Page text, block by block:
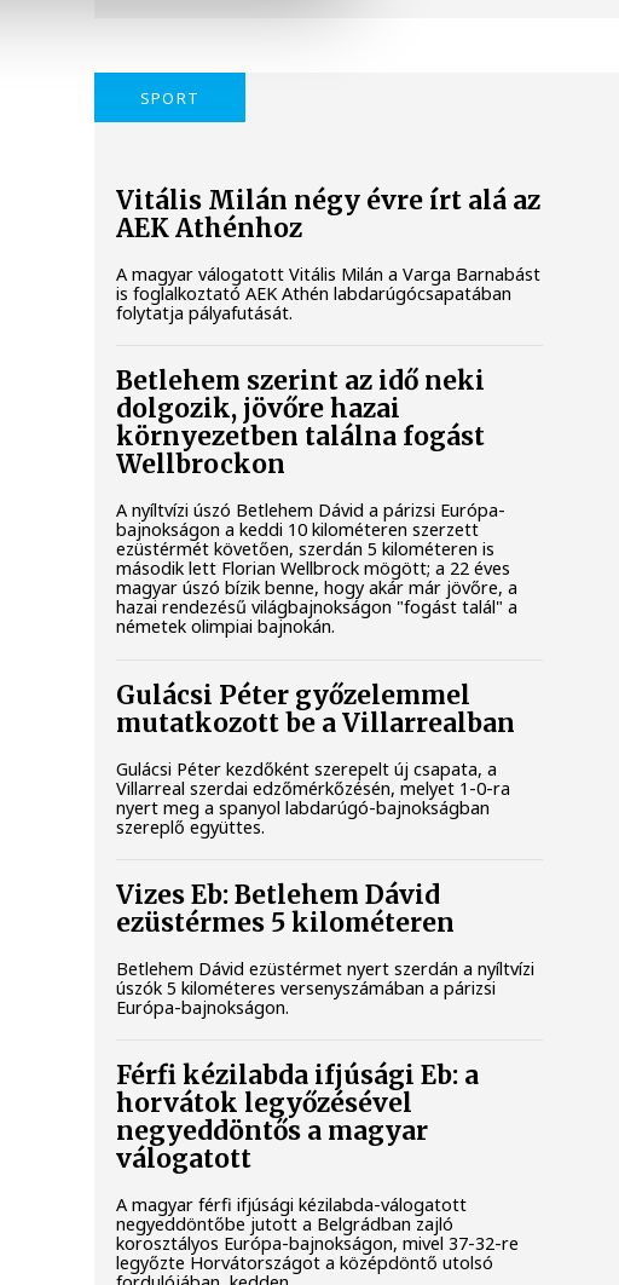
SPORT
Vitális Milán négy évre írt alá az
AEK Athénhoz
A magyar válogatott Vitális Milán a Varga Barnabást
is foglalkoztató AEK Athén labdarúgócsapatában
folytatja pályafutását.
Betlehem szerint az idő neki
dolgozik, jövőre hazai
környezetben találna fogást
Wellbrockon
A nyíltvízi úszó Betlehem Dávid a párizsi Európa-
bajnokságon a keddi 10 kilométeren szerzett
ezüstérmét követően, szerdán 5 kilométeren is
második lett Florian Wellbrock mögött; a 22 éves
magyar úszó bízik benne, hogy akár már jövőre, a
hazai rendezésű világbajnokságon "fogást talál" a
németek olimpiai bajnokán.
Gulácsi Péter győzelemmel
mutatkozott be a Villarrealban
Gulácsi Péter kezdőként szerepelt új csapata, a
Villarreal szerdai edzőmérkőzésén, melyet 1-0-ra
nyert meg a spanyol labdarúgó-bajnokságban
szereplő együttes.
Vizes Eb: Betlehem Dávid
ezüstérmes 5 kilométeren
Betlehem Dávid ezüstérmet nyert szerdán a nyíltvízi
úszók 5 kilométeres versenyszámában a párizsi
Európa-bajnokságon.
Férfi kézilabda ifjúsági Eb: a
horvátok legyőzésével
negyeddöntős a magyar
válogatott
A magyar férfi ifjúsági kézilabda-válogatott
negyeddöntőbe jutott a Belgrádban zajló
korosztályos Európa-bajnokságon, mivel 37-32-re
legyőzte Horvátországot a középdöntő utolsó